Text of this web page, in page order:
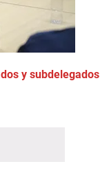
y subdelegados